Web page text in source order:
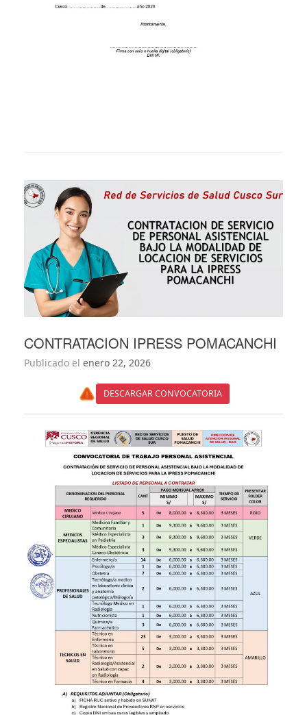
CONTRATACION IPRESS POMACANCHI
Publicado el enero 22, 2026
DESCARGAR CONVOCATORIA